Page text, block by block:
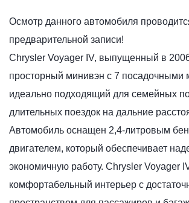
Осмотр данного автомобиля
предварительной записи!
Chrysler Voyager IV, выпущенный в
просторный минивэн с 7 посадочными
идеально подходящий для семейных
длительных поездок на дальние
Автомобиль оснащен 2,4-литровым
двигателем, который обеспечивает
экономичную работу. Chrysler Voyager
комфортабельный интерьер с